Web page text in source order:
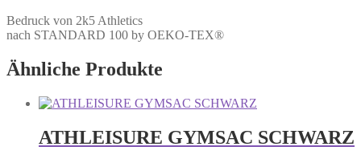
Bedruck von 2k5 Athletics
nach STANDARD 100 by OEKO-TEX®
Ähnliche Produkte
ATHLEISURE GYMSAC SCHWARZ